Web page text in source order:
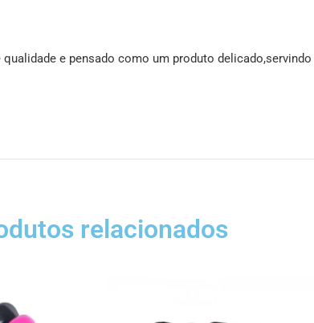
e pensado como um produto
relacionados